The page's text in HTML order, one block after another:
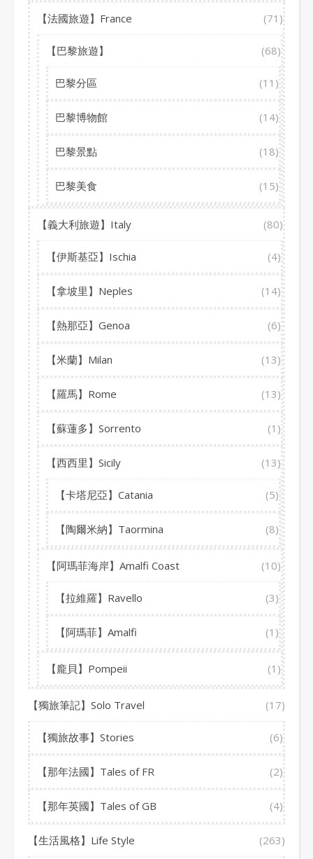
【法國旅遊】France (71)
【巴黎旅遊】 (68)
巴黎分區 (11)
巴黎博物館 (14)
巴黎景點 (18)
巴黎美食 (15)
【義大利旅遊】Italy (80)
【伊斯基亞】Ischia (4)
【拿坡里】Neples (14)
【熱那亞】Genoa (6)
【米蘭】Milan (13)
【羅馬】Rome (13)
【蘇蓮多】Sorrento (1)
【西西里】Sicily (13)
【卡塔尼亞】Catania (5)
【陶爾米納】Taormina (8)
【阿瑪菲海岸】Amalfi Coast (10)
【拉維羅】Ravello (3)
【阿瑪菲】Amalfi (1)
【龐貝】Pompeii (1)
【獨旅筆記】Solo Travel (17)
【獨旅故事】Stories (6)
【那年法國】Tales of FR (2)
【那年英國】Tales of GB (4)
【生活風格】Life Style (263)